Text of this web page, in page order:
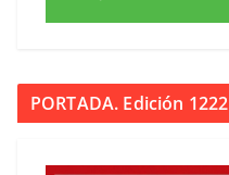
PORTADA. Edición 1222